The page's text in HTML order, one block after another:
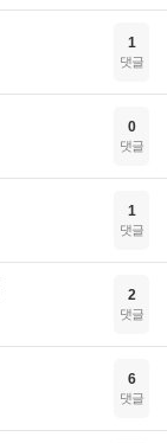
1
댓글
0
댓글
1
댓글
2
댓글
6
댓글